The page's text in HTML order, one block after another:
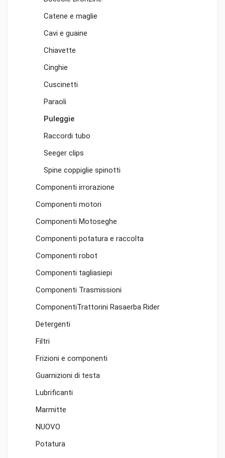
Catene e maglie
Cavi e guaine
Chiavette
Cinghie
Cuscinetti
Paraoli
Puleggie
Raccordi tubo
Seeger clips
Spine coppiglie spinotti
Componenti irrorazione
Componenti motori
Componenti Motoseghe
Componenti potatura e raccolta
Componenti robot
Componenti tagliasiepi
Componenti Trasmissioni
ComponentiTrattorini Rasaerba Rider
Detergenti
Filtri
Frizioni e componenti
Guarnizioni di testa
Lubrificanti
Marmitte
NUOVO
Potatura